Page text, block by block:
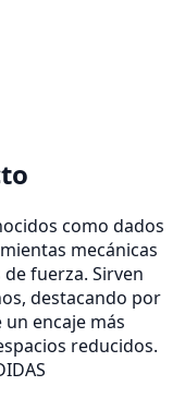
como dados
mecánicas
fuerza. Sirven
destacando por
encaje más
reducidos.